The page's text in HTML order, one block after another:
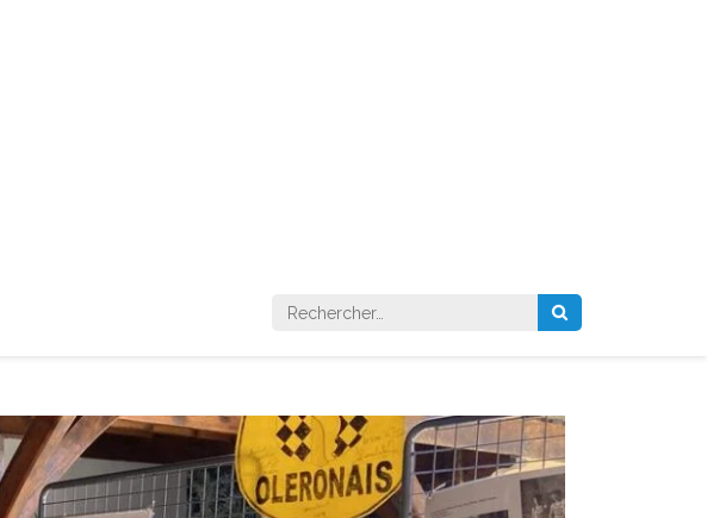
Rechercher :